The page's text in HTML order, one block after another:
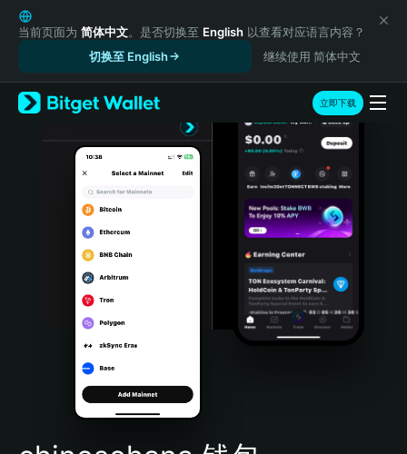
English
日本語
Русский
Español (Latinoamérica)
Türkçe
Português (Portugal)
Bahasa Indonesia
Português (Brasil)
Español (Argentina)
当前页面为 简体中文。是否切换至 English 以查看对应语言内容？
切换至 English
继续使用 简体中文
立即下载